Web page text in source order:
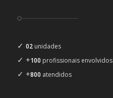
✓ 02unidades
✓ +100 profissionais envolvidos
✓ +800 atendidos